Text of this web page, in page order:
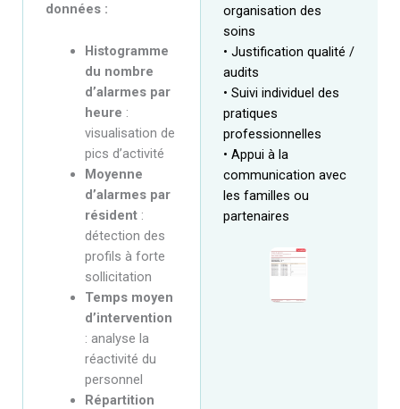
données :
Histogramme
du nombre
d’alarmes par
heure :
visualisation de
pics d’activité
Moyenne
d’alarmes par
résident:
détection des
profils à forte
sollicitation
Temps moyen
d’intervention
: analyse la
réactivité du
personnel
Répartition
organisation des
soins
• Justification qualité /
audits
• Suivi individuel des
pratiques
professionnelles
• Appui à la
communication avec
les familles ou
partenaires